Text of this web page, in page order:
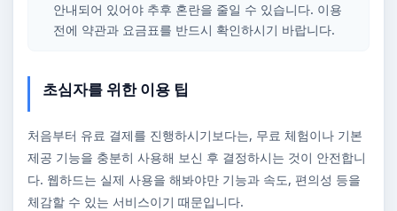
안내되어 있어야 추후 혼란을 줄일 수 있습니다. 이용
전에 약관과 요금표를 반드시 확인하시기 바랍니다.
초심자를 위한 이용 팁
처음부터 유료 결제를 진행하시기보다는, 무료 체험이나 기본
제공 기능을 충분히 사용해 보신 후 결정하시는 것이 안전합니
다. 웹하드는 실제 사용을 해봐야만 기능과 속도, 편의성 등을
체감할 수 있는 서비스이기 때문입니다.